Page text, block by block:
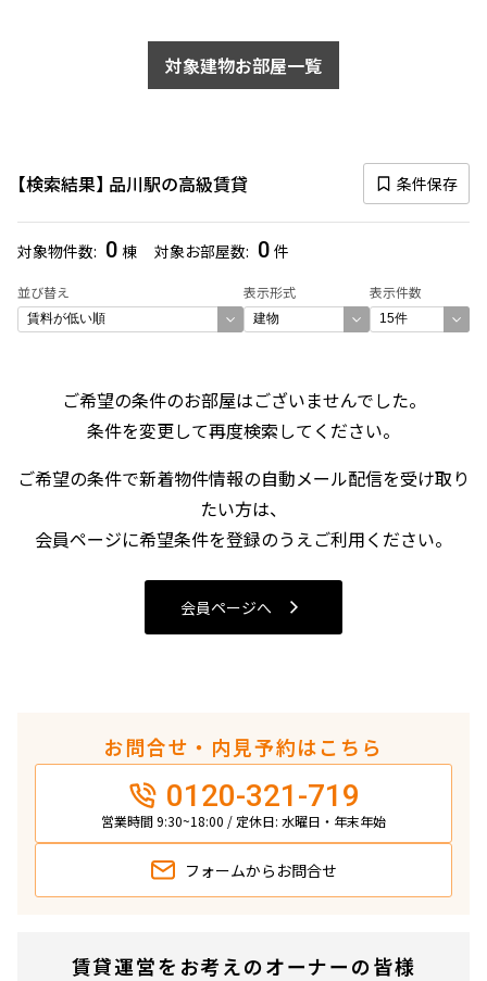
対象建物お部屋一覧
検索結果 品川駅の高級賃貸 条件保存
対象物件数 0 棟 対象お部屋数 0 件
並び替え 表示形式 表示件数
より詳細な絞り込み
できます
0件
お部屋を再検索
ご希望の条件のお部屋はございませんでした。
条件を変更して再度検索してください。
ご希望の条件で新着物件情報の自動メール配信を受け取り
たい方は、
会員ページに希望条件を登録のうえご利用ください。
会員ページへ
お問合せ・内見予約はこちら
0120-321-719
営業時間 9:30~18:00 / 定休日: 水曜日・年末年始
フォームから お問合せ
賃貸運営をお考えのオーナーの皆様